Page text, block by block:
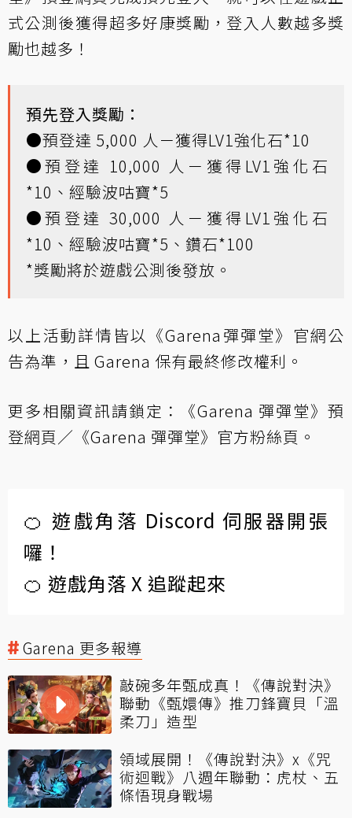
式公測後獲得超多好康獎勵，登入人數越多獎
勵也越多！
預先登入獎勵：
●預登達 5,000 人－獲得LV1強化石*10
●預登達 10,000 人－獲得LV1強化石
*10、經驗波咕寶*5
●預登達 30,000 人－獲得LV1強化石
*10、經驗波咕寶*5、鑽石*100
*獎勵將於遊戲公測後發放。
以上活動詳情皆以《Garena彈彈堂》官網公
告為準，且 Garena 保有最終修改權利。
更多相關資訊請鎖定：
《Garena 彈彈堂》預
登網頁 ／ 《Garena 彈彈堂》官方粉絲頁 。
🍊 遊戲角落 Discord 伺服器開張
囉！
🍊 遊戲角落 X 追蹤起來
Garena 更多報導
敲碗多年甄成真！《傳說對決》
聯動《甄嬛傳》推刀鋒寶貝「溫
柔刀」造型
領域展開！《傳說對決》x《咒
術迴戰》八週年聯動：虎杖、五
條悟現身戰場